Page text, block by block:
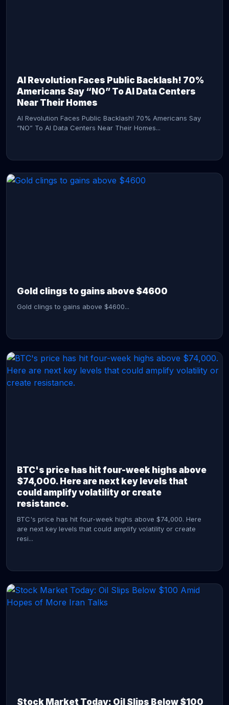
AI Revolution Faces Public Backlash! 70%
Americans Say “NO” To AI Data Centers
Near Their Homes
AI Revolution Faces Public Backlash! 70% Americans Say
“NO” To AI Data Centers Near Their Homes...
Gold clings to gains above $4600
Gold clings to gains above $4600...
BTC's price has hit four-week highs above
$74,000. Here are next key levels that
could amplify volatility or create
resistance.
BTC's price has hit four-week highs above $74,000. Here
are next key levels that could amplify volatility or create
resi...
Stock Market Today: Oil Slips Below $100